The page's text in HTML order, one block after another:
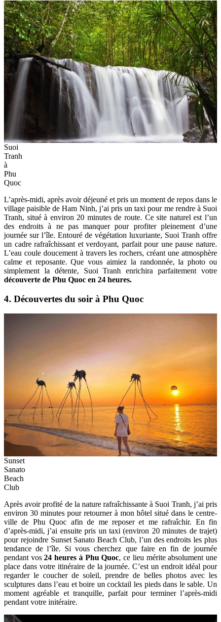
Suoi
Tranh
à
Phu
Quoc
L’après-midi, après avoir déjeuné et pris un moment de repos dans le
village paisible de Ham Ninh, j’ai pris un taxi pour me rendre à Suoi
Tranh, situé à environ 20 minutes de route. Ce site naturel est l’un
des endroits à ne pas manquer pour profiter pleinement d’une
journée sur l’île. Entouré de végétation luxuriante, Suoi Tranh offre
un cadre rafraîchissant et verdoyant, parfait pour une pause nature.
L’eau coule doucement à travers les rochers, créant une atmosphère
calme et reposante. Que vous aimiez la randonnée, la photo ou
simplement la détente, Suoi Tranh enrichira parfaitement votre
découverte de Phu Quoc en 24 heures.
4. Découvertes du soir à Phu Quoc
Sunset
Sanato
Beach
Club
Après avoir profité de la nature rafraîchissante à Suoi Tranh, j’ai pris
environ 30 minutes pour retourner à mon hôtel situé dans le centre-
ville de Phu Quoc afin de me reposer et me rafraîchir. En fin
d’après-midi, j’ai ensuite pris un taxi (environ 20 minutes de trajet)
pour rejoindre Sunset Sanato Beach Club, l’un des endroits les plus
tendance de l’île. Si vous cherchez que faire en fin de journée
pendant vos24 heures à Phu Quoc, ce lieu mérite absolument une
place dans votre itinéraire de la journée. C’est un endroit idéal pour
regarder le coucher de soleil, prendre de belles photos avec les
sculptures dans l’eau et boire un cocktail les pieds dans le sable. Un
moment agréable et tranquille, parfait pour terminer l’après-midi
pendant votre initéraire.